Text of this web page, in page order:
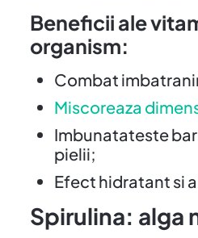
Beneficii ale
organism:
Combat
Miscoreaza
Imbunatateste
pielii;
Efect hidratant si
Spirulina: alga